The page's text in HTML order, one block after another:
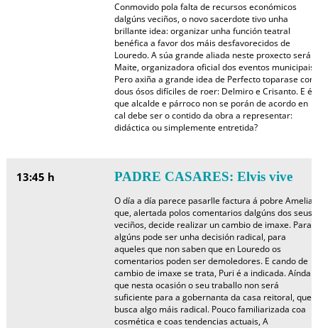
Conmovido pola falta de recursos económicos
dalgúns veciños, o novo sacerdote tivo unha
brillante idea: organizar unha función teatral
benéfica a favor dos máis desfavorecidos de
Louredo. A súa grande aliada neste proxecto será
Maite, organizadora oficial dos eventos municipais.
Pero axiña a grande idea de Perfecto toparase con
dous ósos difíciles de roer: Delmiro e Crisanto. E é
que alcalde e párroco non se porán de acordo en
cal debe ser o contido da obra a representar:
didáctica ou simplemente entretida?
13:45 h PADRE CASARES: Elvis vive
O día a día parece pasarlle factura á pobre Amelia,
que, alertada polos comentarios dalgúns dos seus
veciños, decide realizar un cambio de imaxe. Para
algúns pode ser unha decisión radical, para
aqueles que non saben que en Louredo os
comentarios poden ser demoledores. E cando de
cambio de imaxe se trata, Puri é a indicada. Aínda
que nesta ocasión o seu traballo non será
suficiente para a gobernanta da casa reitoral, que
busca algo máis radical. Pouco familiarizada coa
cosmética e coas tendencias actuais, A